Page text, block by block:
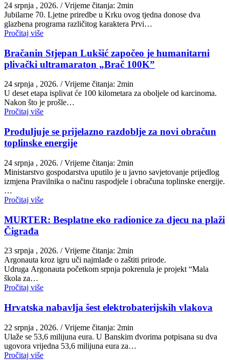
24 srpnja , 2026. / Vrijeme čitanja: 2min
Jubilarne 70. Ljetne priredbe u Krku ovog tjedna donose dva
glazbena programa različitog karaktera Prvi…
Pročitaj više
Bračanin Stjepan Lukšić započeo je humanitarni
plivački ultramaraton „Brač 100K”
24 srpnja , 2026. / Vrijeme čitanja: 2min
U deset etapa isplivat će 100 kilometara za oboljele od karcinoma.
Nakon što je prošle…
Pročitaj više
Produljuje se prijelazno razdoblje za novi obračun
toplinske energije
24 srpnja , 2026. / Vrijeme čitanja: 2min
Ministarstvo gospodarstva uputilo je u javno savjetovanje prijedlog
izmjena Pravilnika o načinu raspodjele i obračuna toplinske energije.
…
Pročitaj više
MURTER: Besplatne eko radionice za djecu na plaži
Čigrađa
23 srpnja , 2026. / Vrijeme čitanja: 2min
Argonauta kroz igru uči najmlađe o zaštiti prirode.
Udruga Argonauta početkom srpnja pokrenula je projekt “Mala
škola za…
Pročitaj više
Hrvatska nabavlja šest elektrobaterijskih vlakova
22 srpnja , 2026. / Vrijeme čitanja: 2min
Ulaže se 53,6 milijuna eura. U Banskim dvorima potpisana su dva
ugovora vrijedna 53,6 milijuna eura za…
Pročitaj više